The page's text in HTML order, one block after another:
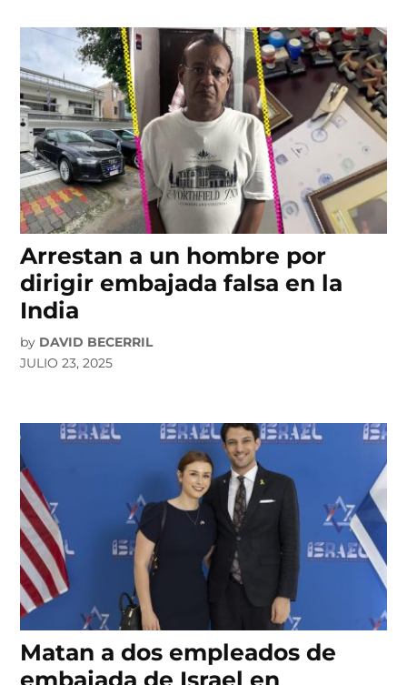
Arrestan a un hombre por
dirigir embajada falsa en la
India
by DAVID BECERRIL
JULIO 23, 2025
Matan a dos empleados de
embajada de Israel en